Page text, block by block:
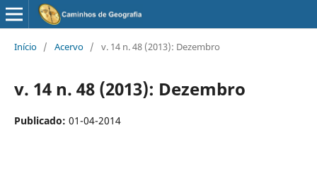
Início / Acervo / v. 14 n. 48 (2013): Dezembro
v. 14 n. 48 (2013): Dezembro
Publicado: 01-04-2014